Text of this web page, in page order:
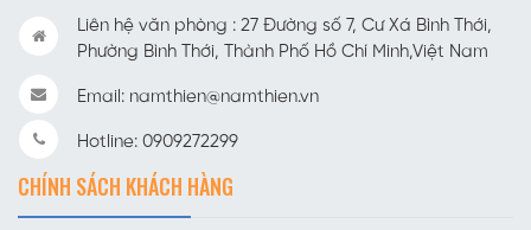
Liên hệ văn phòng : 27 Đường số 7, Cư Xá Bình Thới,
Phường Bình Thới, Thành Phố Hồ Chí Minh,Việt Nam
Email: namthien@namthien.vn
Hotline: 0909272299
CHÍNH SÁCH KHÁCH HÀNG